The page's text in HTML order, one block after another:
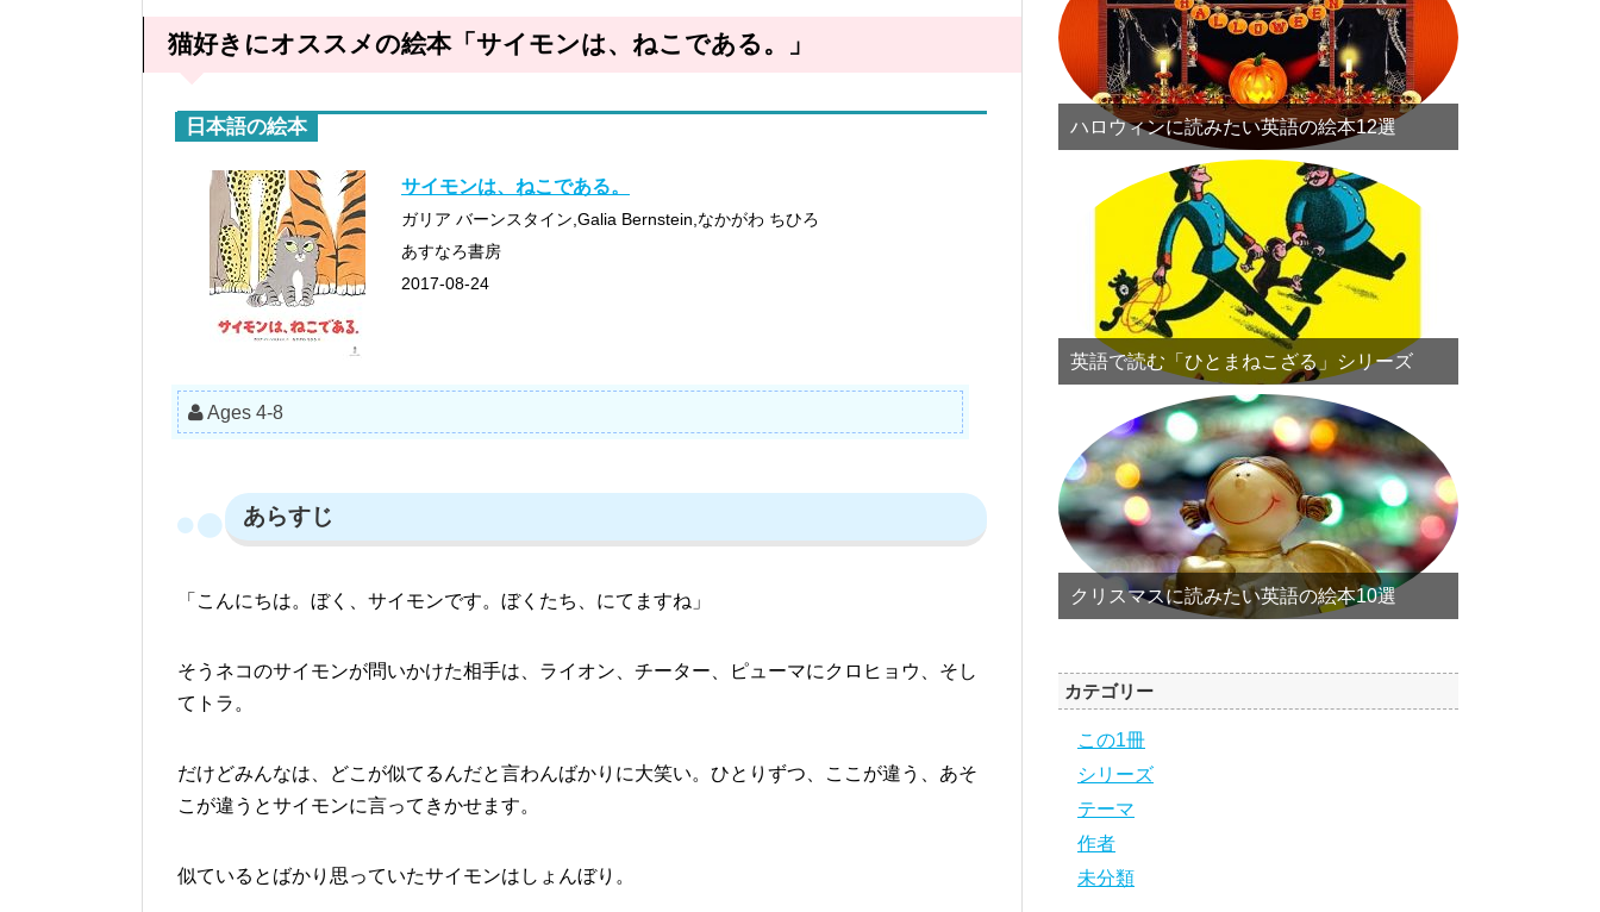
猫好きにオススメの絵本「サイモンは、ねこである。」
日本語の絵本
サイモンは、ねこである。
ガリア バーンスタイン,Galia Bernstein,なかがわ ちひろ
あすなろ書房
2017-08-24
Ages 4-8
あらすじ
「こんにちは。ぼく、サイモンです。ぼくたち、にてますね」
そうネコのサイモンが問いかけた相手は、ライオン、チーター、ピューマにクロヒョウ、そし
てトラ。
だけどみんなは、どこが似てるんだと言わんばかりに大笑い。ひとりずつ、ここが違う、あそ
こが違うとサイモンに言ってきかせます。
似ているとばかり思っていたサイモンはしょんぼり。
ハロウィンに読みたい英語の絵本12選
英語で読む「ひとまねこざる」シリーズ
クリスマスに読みたい英語の絵本10選
カテゴリー
この1冊
シリーズ
テーマ
作者
未分類